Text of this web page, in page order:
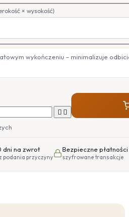
× wysokość)
wykończeniu – minimalizuje
 
dni na zwrot
podania przyczyny
Bezpieczne płatności
szyfrowane transakcje